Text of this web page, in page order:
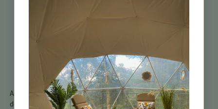
oiseaux actifs
difficiles à repérer, la
patience et un œil vif
sont donc essentiels.
Avec un peu d’effort et une
dose d’enthousiasme pour